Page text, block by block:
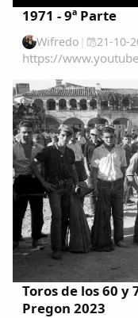
1971 - 9ª Parte
Wifredo | 21-10-
https://
Toros de los 60
Pregon 2023